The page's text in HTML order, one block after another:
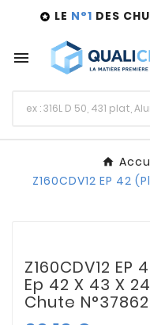
 LE N°1 DES

Z160CDV12 EP 42
Z160CDV12 EP
Ep 42 X 43 X
Chute N°37862